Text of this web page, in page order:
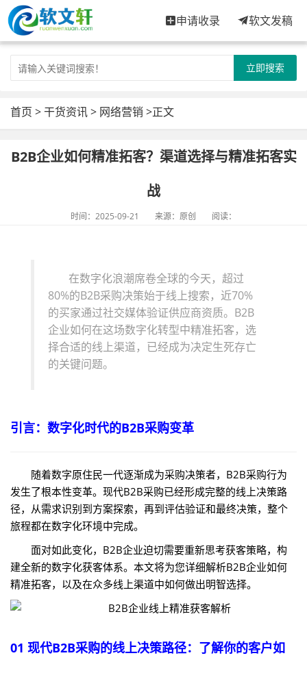
申请收录 软文发稿
立即搜索
首页 >干货资讯> 网络营销 >正文
B2B企业如何精准拓客？渠道选择与精准拓客实
战
时间：2025-09-21 来源：原创 阅读：
在数字化浪潮席卷全球的今天，超过
80%的B2B采购决策始于线上搜索，近70%
的买家通过社交媒体验证供应商资质。B2B
企业如何在这场数字化转型中精准拓客，选
择合适的线上渠道，已经成为决定生死存亡
的关键问题。
引言：数字化时代的B2B采购变革
随着数字原住民一代逐渐成为采购决策者，B2B采购行为
发生了根本性变革。现代B2B采购已经形成完整的线上决策路
径，从需求识别到方案探索，再到评估验证和最终决策，整个
旅程都在数字化环境中完成。
面对如此变化，B2B企业迫切需要重新思考获客策略，构
建全新的数字化获客体系。本文将为您详细解析B2B企业如何
精准拓客，以及在众多线上渠道中如何做出明智选择。
01 现代B2B采购的线上决策路径：了解你的客户如